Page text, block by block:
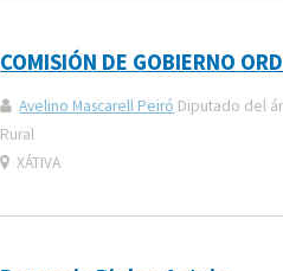
COMISIÓN DE GOBIERNO
Avelino Mascarell Peiró Diputado del
Rural
XÁTIVA